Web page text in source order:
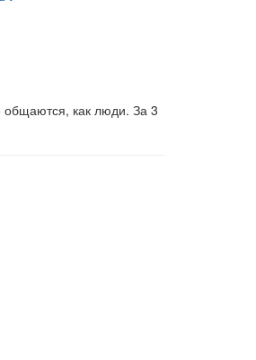
общаются, как люди. За 3